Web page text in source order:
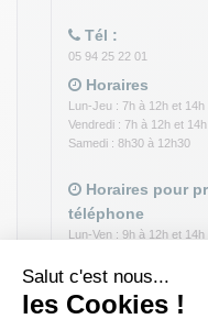
Tél :
05 94 25 22 01
Horaires
Lun-Jeu : 7h à 12h et 14h
Vendredi : 7h à 12h et
Samedi : 8h30 à 12h30
Horaires pour
téléphone
Lun-Ven : 9h à 12h et 14h